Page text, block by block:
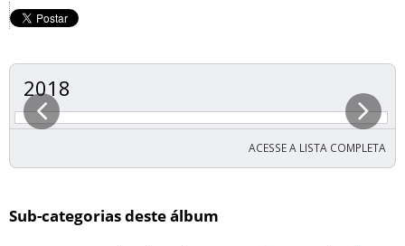
2018
ACESSE A LISTA COMPLETA
Sub-categorias deste álbum